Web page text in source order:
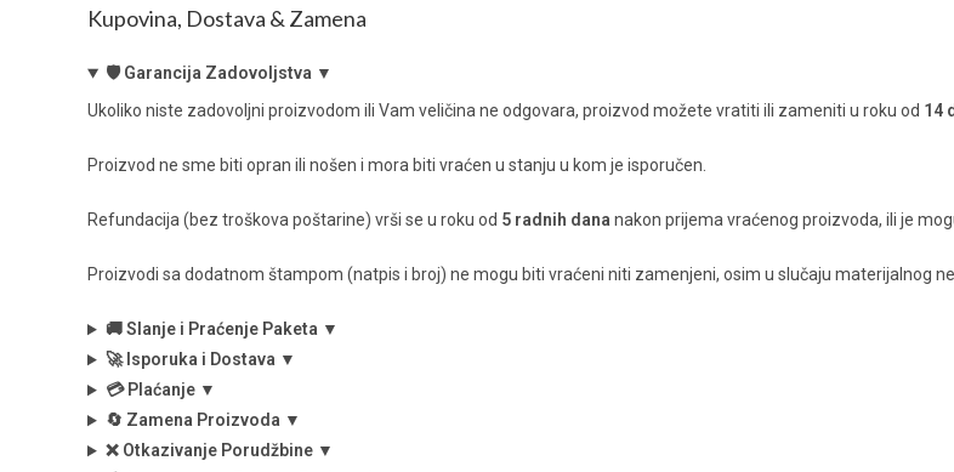
Kupovina, Dostava & Zamena
🛡️ Garancija Zadovoljstva ▼
Ukoliko niste zadovoljni proizvodom ili Vam veličina ne odgovara, proizvod možete vratiti ili zameniti u roku od 14
Proizvod ne sme biti opran ili nošen i mora biti vraćen u stanju u kom je isporučen.
Refundacija (bez troškova poštarine) vrši se u roku od 5 radnih dananakon prijema vraćenog proizvoda, ili je
Proizvodi sa dodatnom štampom (natpis i broj) ne mogu biti vraćeni niti zamenjeni, osim u slučaju materijalnog
🚚 Slanje i Praćenje Paketa ▼
🚀 Isporuka i Dostava ▼
💳 Plaćanje ▼
🔄 Zamena Proizvoda ▼
❌ Otkazivanje Porudžbine ▼